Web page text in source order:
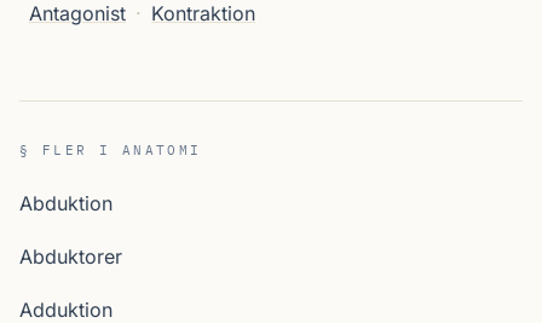
Antagonist · Kontraktion
§ FLER I ANATOMI
Abduktion
Abduktorer
Adduktion